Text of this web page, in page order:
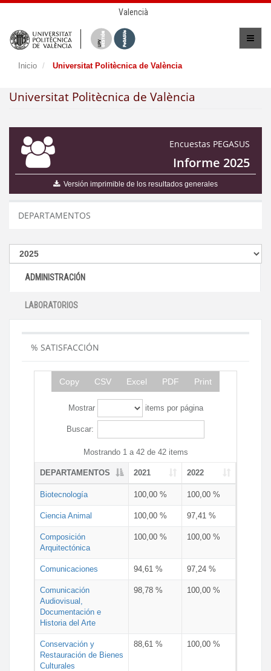
Valencià
Inicio Universitat Politècnica de València
Universitat Politècnica de València
Encuestas PEGASUS
Informe 2025
Versión imprimible de los resultados generales
DEPARTAMENTOS
ADMINISTRACIÓN
LABORATORIOS
% SATISFACCIÓN
Copy CSV Excel PDF Print
Mostrar items por página
Buscar:
Mostrando 1 a 42 de 42 items
DEPARTAMENTOS 2021 2022
Biotecnología 100,00 % 100,00 %
Ciencia Animal 100,00 % 97,41 %
Composición
Arquitectónica
100,00 % 100,00 %
Comunicaciones 94,61 % 97,24 %
Comunicación
Audiovisual,
Documentación e
Historia del Arte
98,78 % 100,00 %
Conservación y
Restauración de Bienes
Culturales
88,61 % 100,00 %